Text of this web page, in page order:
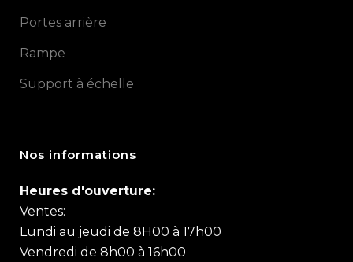
Portes arrière
Rampe
Support à échelle
Nos informations
Heures d'ouverture:
Ventes:
Lundi au jeudi de 8H00 à 17h00
Vendredi de 8h00 à 16h00